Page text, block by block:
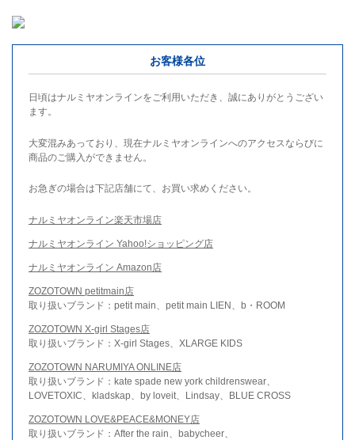
お客様各位
日頃はナルミヤオンラインをご利用いただき、誠にありがとうござい
ます。
大変混みあっており、現在ナルミヤオンラインへのアクセスならびに
商品のご購入ができません。
お急ぎの場合は下記店舗にて、お買い求めください。
ナルミヤオンライン楽天市場店
ナルミヤオンライン Yahoo!ショッピング店
ナルミヤオンライン Amazon店
ZOZOTOWN petitmain店
取り扱いブランド：petit main、petit main LIEN、b・ROOM
ZOZOTOWN X-girl Stages店
取り扱いブランド：X-girl Stages、XLARGE KIDS
ZOZOTOWN NARUMIYA ONLINE店
取り扱いブランド：kate spade new york childrenswear、
LOVETOXIC、kladskap、by loveit、Lindsay、BLUE CROSS
ZOZOTOWN LOVE&PEACE&MONEY店
取り扱いブランド：After the rain、babycheer、